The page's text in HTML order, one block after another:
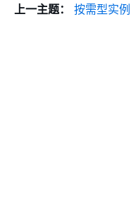
上一主题：
按需型实例